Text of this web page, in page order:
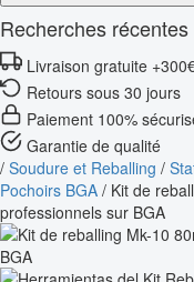
Recherches récentes
Livraison gratuite
Retours sous 30 jours
Paiement 100%
Garantie de qualité
/ Soudure et Reballing /
Pochoirs BGA / Kit de
professionnels sur BGA